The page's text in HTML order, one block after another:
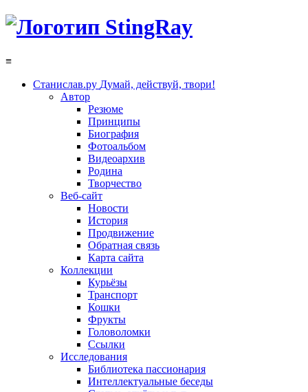
≡
Станислав.ру Думай, действуй, твори!
Автор
Резюме
Принципы
Биография
Фотоальбом
Видеоархив
Родина
Творчество
Веб-сайт
Новости
История
Продвижение
Обратная связь
Карта сайта
Коллекции
Курьёзы
Транспорт
Кошки
Фрукты
Головоломки
Ссылки
Исследования
Библиотека пассионария
Интеллектуальные беседы